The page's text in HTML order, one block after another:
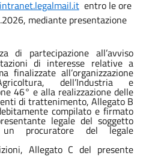
entro le ore
mediante presentazione
di partecipazione all’avviso
di interesse relative a
finalizzate all’organizzazione
dell’Industria e
46° e alla realizzazione delle
di trattenimento, Allegato B
compilato e firmato
legale del soggetto
procuratore del legale
Allegato C del presente